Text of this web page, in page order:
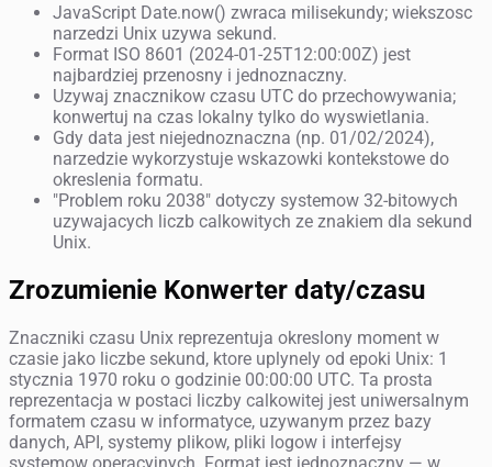
JavaScript Date.now() zwraca milisekundy; wiekszosc
narzedzi Unix uzywa sekund.
Format ISO 8601 (2024-01-25T12:00:00Z) jest
najbardziej przenosny i jednoznaczny.
Uzywaj znacznikow czasu UTC do przechowywania;
konwertuj na czas lokalny tylko do wyswietlania.
Gdy data jest niejednoznaczna (np. 01/02/2024),
narzedzie wykorzystuje wskazowki kontekstowe do
okreslenia formatu.
"Problem roku 2038" dotyczy systemow 32-bitowych
uzywajacych liczb calkowitych ze znakiem dla sekund
Unix.
Zrozumienie Konwerter daty/czasu
Znaczniki czasu Unix reprezentuja okreslony moment w
czasie jako liczbe sekund, ktore uplynely od epoki Unix: 1
stycznia 1970 roku o godzinie 00:00:00 UTC. Ta prosta
reprezentacja w postaci liczby calkowitej jest uniwersalnym
formatem czasu w informatyce, uzywanym przez bazy
danych, API, systemy plikow, pliki logow i interfejsy
systemow operacyjnych. Format jest jednoznaczny — w